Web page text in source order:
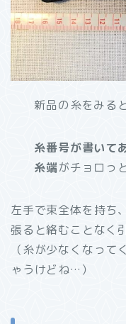
新品の糸をみる
糸番号が書いて
糸端がチョロっ
左手で束全体を持ち
張ると絡むことなく
（糸が少なくなっ
ゃうけどね…）